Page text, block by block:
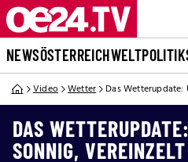
NEWSÖSTERREICHWELTPOLITIK
Video Wetter Das
DAS
SONNIG,